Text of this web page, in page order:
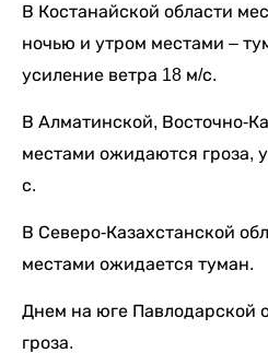
В Костанайской области
ночью и утром местами –
усиление ветра 18 м/с.
В Алматинской, Восточно-
местами ожидаются гроза,
с.
В Северо-Казахстанской
местами ожидается туман.
Днем на юге Павлодарской
гроза.